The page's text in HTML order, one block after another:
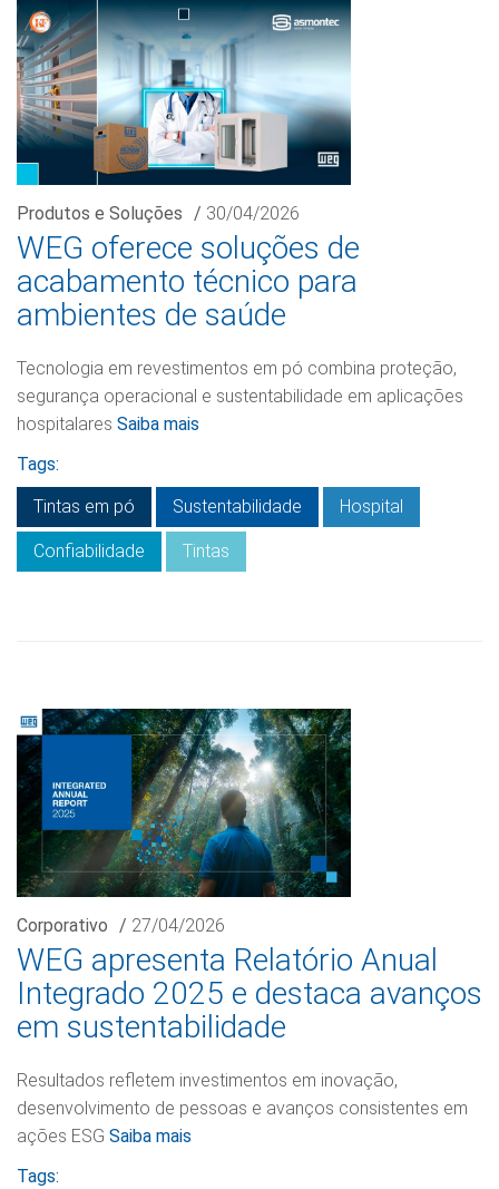
Produtos e Soluções / 30/04/2026
WEG oferece soluções de
acabamento técnico para
ambientes de saúde
Tecnologia em revestimentos em pó combina proteção,
segurança operacional e sustentabilidade em aplicações
hospitalares Saiba mais
Tags:
Tintas em pó
Sustentabilidade Hospital
Confiabilidade Tintas
Corporativo / 27/04/2026
WEG apresenta Relatório Anual
Integrado 2025 e destaca avanços
em sustentabilidade
Resultados refletem investimentos em inovação,
desenvolvimento de pessoas e avanços consistentes em
ações ESG Saiba mais
Tags: